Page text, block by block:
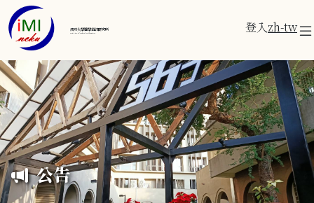
成功大學醫學資訊研究所
Institute of Medical Informatics 登入zh-tw
公告